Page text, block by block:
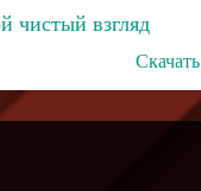
чистый взгляд
Скачать